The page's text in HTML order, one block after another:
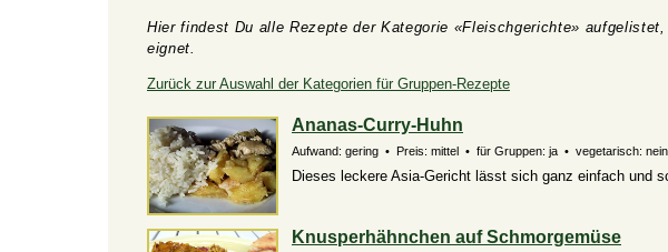
Hier findest Du alle Rezepte der Kategorie «Fleischgerichte»
eignet.
Zurück zur Auswahl der Kategorien für Gruppen-Rezepte
Ananas-Curry-Huhn
Aufwand: gering • Preis: mittel • für Gruppen: ja • vegetarisch:
Dieses leckere Asia-Gericht lässt sich ganz einfach und
Knusperhähnchen auf Schmorgemüse